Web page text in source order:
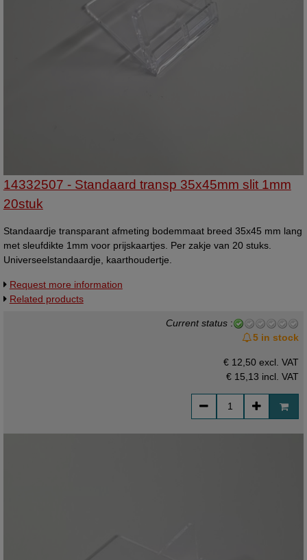
14332507 - Standaard transp 35x45mm slit 1mm
20stuk
Standaardje transparant afmeting bodemmaat breed 35x45 mm lang
met sleufdikte 1mm voor prijskaartjes. Per zakje van 20 stuks.
Universeelstandaardje, kaarthoudertje.
Request more information
Related products
Current status :
5 in stock
€ 12,50 excl. VAT
€ 15,13 incl. VAT